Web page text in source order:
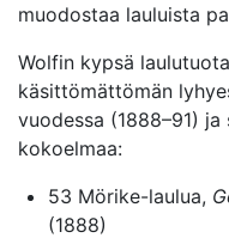
muodostaa lauluista
Wolfin kypsä
käsittömättömän
vuodessa (1888–91)
kokoelmaa:
53 Mörike-laulua,
(1888)